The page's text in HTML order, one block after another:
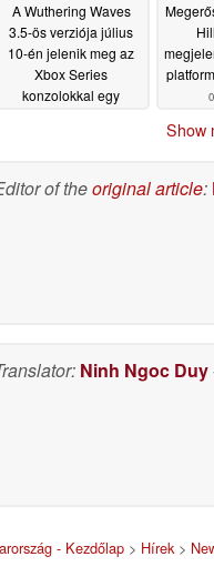
A Wuthering Waves
3.5-ös verziója július
10-én jelenik meg az
Xbox Series
konzolokkal egy
Show
of theoriginal article:
Ninh Ngoc Duy
- Kezdőlap> Hírek>